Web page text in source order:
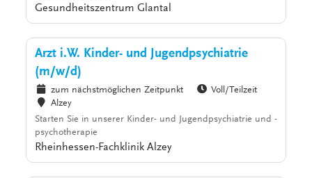
Gesundheitszentrum Glantal
Arzt i.W. Kinder- und Jugendpsychiatrie
(m/w/d)
zum nächstmöglichen Zeitpunkt
Voll/Teilzeit
Alzey
Starten Sie in unserer Kinder- und Jugendpsychiatrie und -
psychotherapie
Rheinhessen-Fachklinik Alzey